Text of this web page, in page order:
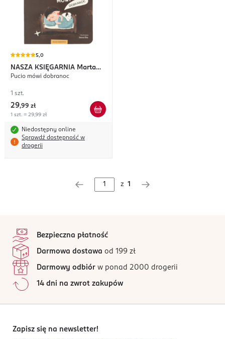
5,0
NASZA KSIĘGARNIA Marta
Galewska-Kustra
Pucio mówi dobranoc
1 szt.
29,99 zł
1 szt. = 29,99 zł
Niedostępny online
Sprawdź dostępność w
drogerii
z 1
Bezpieczna płatność
Darmowa dostawa od 199 zł
Darmowy odbiór w ponad 2000 drogerii
14 dni na zwrot zakupów
Zapisz się na newsletter!